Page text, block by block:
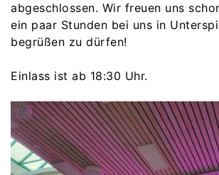
abgeschlossen. Wir freuen uns
ein paar Stunden bei uns in
begrüßen zu dürfen!
Einlass ist ab 18:30 Uhr.